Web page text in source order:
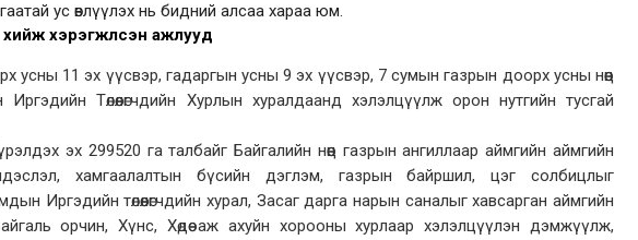
ус өвлүүлэх нь бидний алсаа хараа юм.
хэрэгжүүлсэн ажлууд
усны 11 эх үүсвэр, гадаргын усны 9 эх үүсвэр, 7 сумын газрын доорх усны нөөц
Төлөөлөгчдийн Хурлын хуралдаанд хэлэлцүүлж орон нутгийн тусгай
эх 299520 га талбайг Байгалийн нөөц газрын ангиллаар аймгийн аймгийн
хамгаалалтын бүсийн дэглэм, газрын байршил, цэг солбицлыг
Иргэдийн төлөөлөгчдийн хурал, Засаг дарга нарын саналыг хавсарган аймгийн
Байгаль орчин, Хүнс, Хөдөө аж ахуйн хорооны хурлаар хэлэлцүүлэн дэмжүүлж,